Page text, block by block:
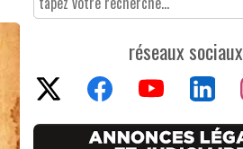
réseaux sociaux